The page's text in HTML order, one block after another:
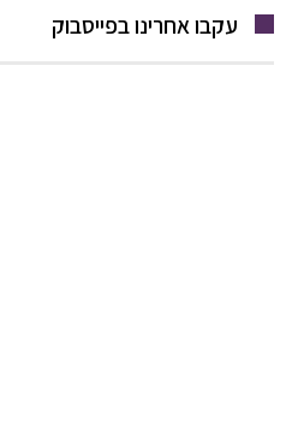
עקבו אחרינו בפייסבוק